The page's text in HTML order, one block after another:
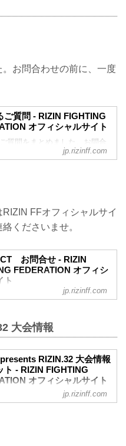
お問合わせの前に、一度
ご質問 - RIZIN FIGHTING
オフィシャルサイト
質問をまとめました。お問合
に、一度ご確認下さい。
vol.1に関してのお問い合わ
RIZIN LANDMARK vol.1におい
ブサイトへのアクセス集中によ
始が1時間遅れたこと、お客
したこと、深くお詫び申し上
しての【U-NEXT RIZIN
jp.rizinff.com
FFオフィシャルサイ
くださいませ。
お問合せ - RIZIN
FEDERATION オフィシ
ト
FEDERATION オフィシ
FEDERATION」（ラ
・加盟団体について発信して
jp.rizinff.com
大会情報
RIZIN.32 大会情報
ト - RIZIN FIGHTING
オフィシャルサイト
jp.rizinff.com